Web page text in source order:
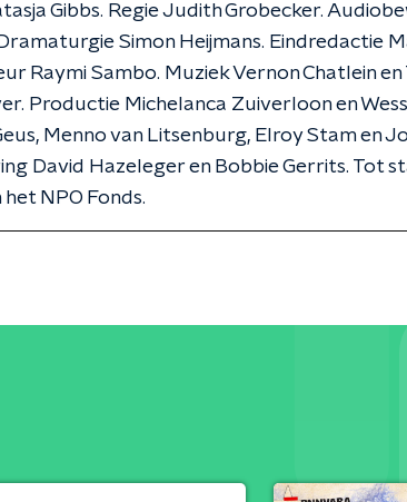
Gibbs. Regie Judith Grobecker.
Simon Heijmans. Eindredactie
Raymi Sambo. Muziek Vernon Chatlein en
Productie Michelanca Zuiverloon en
Menno van Litsenburg, Elroy Stam en
David Hazeleger en Bobbie Gerrits. Tot
NPO Fonds.